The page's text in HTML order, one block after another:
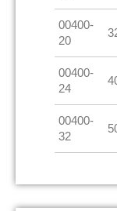
00400-
20
00400-
24
00400-
32